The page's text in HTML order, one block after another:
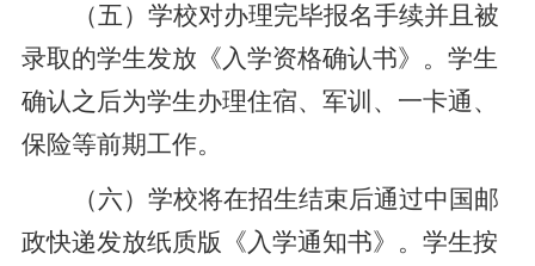
（五）学校对办理完毕报名手续并且被
录取的学生发放《入学资格确认书》。学生
确认之后为学生办理住宿、军训、一卡通、
保险等前期工作。
（六）学校将在招生结束后通过中国邮
政快递发放纸质版《入学通知书》。学生按